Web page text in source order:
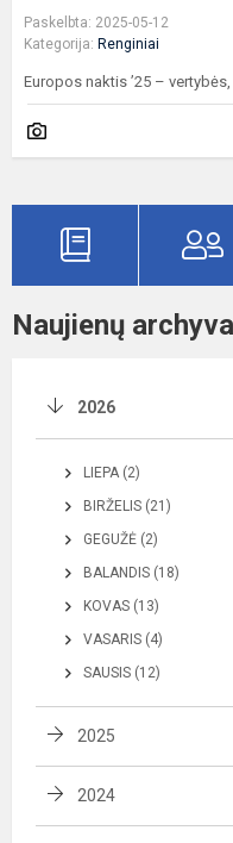
Paskelbta: 2025-05-12
Kategorija: Renginiai
Europos naktis ’25 –
Naujienų
2026
LIEPA (2)
BIRŽELIS (21)
GEGUŽĖ (2)
BALANDIS (18)
KOVAS (13)
VASARIS (4)
SAUSIS (12)
2025
2024